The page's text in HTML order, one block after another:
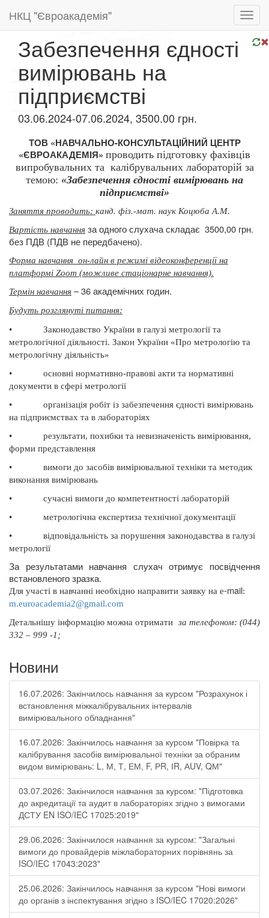
НКЦ "Євроакадемія"
Забезпечення єдності
вимірювань на
підприємстві
03.06.2024-07.06.2024, 3500.00 грн.
ТОВ «НАВЧАЛЬНО-КОНСУЛЬТАЦІЙНИЙ ЦЕНТР
«ЄВРОАКАДЕМІЯ» проводить підготовку фахівців
випробувальних та калібрувальних лабораторій за
темою: «Забезпечення єдності вимірювань на
підприємстві»
Заняття проводить: канд. фіз.-мат. наук Коцюба А.М.
Вартість навчання за одного слухача складає 3500,00 грн.
без ПДВ (ПДВ не передбачено).
Форма навчання он-лайн в режимі відеоконференції на
платформі Zoom (можливе стаціонарне навчання).
Термін навчання – 36 академічних годин.
Будуть розглянуті питання:
•
Законодавство України в галузі метрології та
метрологічної діяльності. Закон України «Про метрологію та
метрологічну діяльність»
•
основні нормативно-правові акти та нормативні
документи в сфері метрології
•
організація робіт із забезпечення єдності вимірювань
на підприємствах та в лабораторіях
•
результати, похибки та невизначеність вимірювання,
форми представлення
•
вимоги до засобів вимірювальної техніки та методик
виконання вимірювань
•
сучасні вимоги до компетентності лабораторій
•
метрологічна експертиза технічної документації
•
відповідальність за порушення законодавства в галузі
метрології
За результатами навчання слухач отримує посвідчення
встановленого зразка.
Для участі в навчанні необхідно направити заявку на e-mail:
m.euroacademia2@gmail.com
Детальнішу інформацію можна отримати за телефоном: (044)
332 – 999 -1;
Новини
16.07.2026: Закінчилось навчання за курсом "Розрахунок і
встановлення міжкалібрувальних інтервалів
вимірювального обладнання"
16.07.2026: Закінчилось навчання за курсом "Повірка та
калібрування засобів вимірювальної техніки за обраним
видом вимірювань: L, М, Т, ЕМ, F, РR, ІR, АUV, QМ"
03.07.2026: Закінчилося навчання за курсом: "Підготовка
до акредитації та аудит в лабораторіях згідно з вимогами
ДСТУ EN ISO/IEC 17025:2019"
29.06.2026: Закінчилося навчання за курсом: "Загальні
вимоги до провайдерів міжлабораторних порівнянь за
ISO/IEC 17043:2023"
25.06.2026: Закінчилось навчання за курсом "Нові вимоги
до органів з інспектування згідно з ISO/IEC 17020:2026"